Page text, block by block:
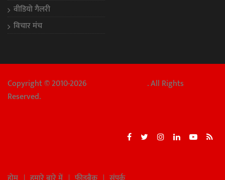
वीडियो गैलरी
विचार मंच
Copyright © 2010-2026
. All Rights
Reserved.